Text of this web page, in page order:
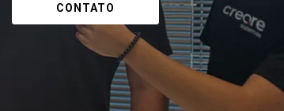
CONTATO